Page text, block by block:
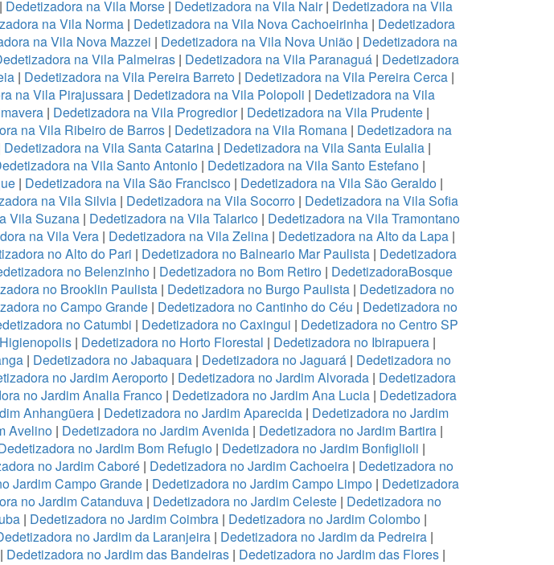
Dedetizadora na Vila Morse| Dedetizadora na Vila Nair| Dedetizadora na Vila
na Vila Norma| Dedetizadora na Vila Nova Cachoeirinha| Dedetizadora
na Vila Nova Mazzei | Dedetizadora na Vila Nova União | Dedetizadora na
na Vila Palmeiras | Dedetizadora na Vila Paranaguá | Dedetizadora
| Dedetizadora na Vila Pereira Barreto | Dedetizadora na Vila Pereira Cerca |
na Vila Pirajussara| Dedetizadora na Vila Polopoli | Dedetizadora na Vila
| Dedetizadora na Vila Progredior| Dedetizadora na Vila Prudente|
na Vila Ribeiro de Barros | Dedetizadora na Vila Romana | Dedetizadora na
Dedetizadora na Vila Santa Catarina | Dedetizadora na Vila Santa Eulalia |
na Vila Santo Antonio | Dedetizadora na Vila Santo Estefano |
| Dedetizadora na Vila São Francisco | Dedetizadora na Vila São Geraldo |
na Vila Silvia | Dedetizadora na Vila Socorro | Dedetizadora na Vila Sofia
Vila Suzana | Dedetizadora na Vila Talarico | Dedetizadora na Vila Tramontano
na Vila Vera| Dedetizadora na Vila Zelina| Dedetizadora na Alto da Lapa|
no Alto do Pari | Dedetizadora no Balneario Mar Paulista| Dedetizadora
no Belenzinho| Dedetizadora no Bom Retiro| DedetizadoraBosque
no Brooklin Paulista| Dedetizadora no Burgo Paulista| Dedetizadora no
no Campo Grande | Dedetizadora no Cantinho do Céu | Dedetizadora no
no Catumbi | Dedetizadora no Caxingui | Dedetizadora no Centro SP
| Dedetizadora no Horto Florestal | Dedetizadora no Ibirapuera|
| Dedetizadora no Jabaquara | Dedetizadora no Jaguará | Dedetizadora no
no Jardim Aeroporto | Dedetizadora no Jardim Alvorada | Dedetizadora
no Jardim Analia Franco | Dedetizadora no Jardim Ana Lucia | Dedetizadora
Anhangüera | Dedetizadora no Jardim Aparecida | Dedetizadora no Jardim
Avelino| Dedetizadora no Jardim Avenida| Dedetizadora no Jardim Bartira|
no Jardim Bom Refugio| Dedetizadora no Jardim Bonfiglioli |
no Jardim Caboré| Dedetizadora no Jardim Cachoeira| Dedetizadora no
Jardim Campo Grande | Dedetizadora no Jardim Campo Limpo | Dedetizadora
no Jardim Catanduva| Dedetizadora no Jardim Celeste| Dedetizadora no
| Dedetizadora no Jardim Coimbra| Dedetizadora no Jardim Colombo|
no Jardim da Laranjeira| Dedetizadora no Jardim da Pedreira|
| Dedetizadora no Jardim das Bandeiras | Dedetizadora no Jardim das Flores |